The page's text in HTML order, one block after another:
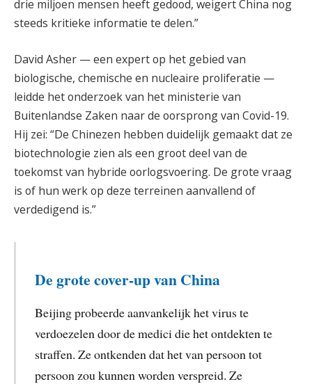
drie miljoen mensen heeft gedood, weigert China nog
steeds kritieke informatie te delen.”
David Asher — een expert op het gebied van
biologische, chemische en nucleaire proliferatie —
leidde het onderzoek van het ministerie van
Buitenlandse Zaken naar de oorsprong van Covid-19.
Hij zei: “De Chinezen hebben duidelijk gemaakt dat ze
biotechnologie zien als een groot deel van de
toekomst van hybride oorlogsvoering. De grote vraag
is of hun werk op deze terreinen aanvallend of
verdedigend is.”
De grote cover-up van China
Beijing probeerde aanvankelijk het virus te
verdoezelen door de medici die het ontdekten te
straffen. Ze ontkenden dat het van persoon tot
persoon zou kunnen worden verspreid. Ze